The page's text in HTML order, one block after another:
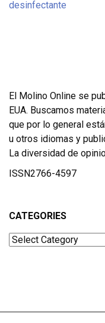
El Molino Online se
EUA. Buscamos
que por lo general
u otros idiomas y
La diversidad de
ISSN2766-4597
CATEGORIES
Categories